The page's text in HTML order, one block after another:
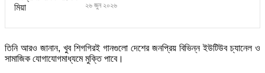
২৬ জুন ২০২৬
তিনি আরও জানান, খুব শিগগিরই গানগুলো দেশের জনপ্রিয় বিভিন্ন ইউটিউব চ্যানেল ও
সামাজিক যোগাযোগমাধ্যমে মুক্তি পাবে।